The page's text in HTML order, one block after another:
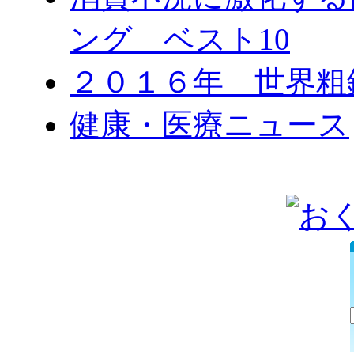
ング ベスト10
２０１６年 世界粗
健康・医療ニュース